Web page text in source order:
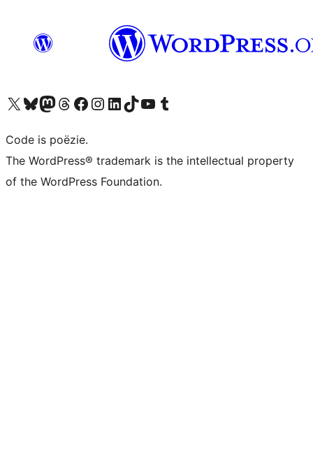
Bezoek ons X (voorheen Twitter) account
Bezoek ons Bluesky account
Bezoek ons Mastodon account
Bezoek ons Threads account
Onze Facebook pagina bezoeken
Bezoek ons Instagram account
Bezoek ons LinkedIn account
Bezoek ons TikTok account
Bezoek ons YouTube kanaalBezoek ons Tumblr account
Code is poëzie.
The WordPress® trademark is the intellectual property
of the WordPress Foundation.